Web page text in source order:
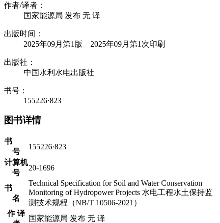
作者/译者：
国家能源局 发布 无 译
出版时间：
2025年09月第1版 2025年09月第1次印刷
出版社：
中国水利水电出版社
书号：
155226·823
图书详情
书
号
155226·823
计算机
号
20-1696
书
名
Technical Specification for Soil and Water Conservation
Monitoring of Hydropower Projects 水电工程水土保持监
测技术规程（NB/T 10506-2021）
作 译
国家能源局 发布 无 译